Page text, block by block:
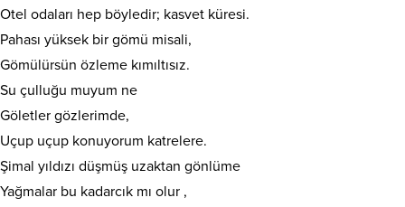
Otel odaları hep böyledir; kasvet küresi.
Pahası yüksek bir gömü misali,
Gömülürsün özleme kımıltısız.
Su çulluğu muyum ne
Göletler gözlerimde,
Uçup uçup konuyorum katrelere.
Şimal yıldızı düşmüş uzaktan gönlüme
Yağmalar bu kadarcık mı olur ,